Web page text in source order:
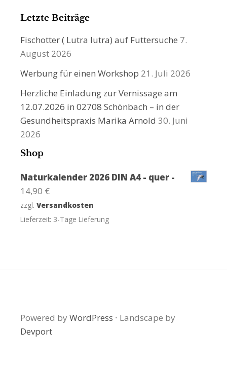
Letzte Beiträge
Fischotter ( Lutra lutra) auf Futtersuche 7.
August 2026
Werbung für einen Workshop 21. Juli 2026
Herzliche Einladung zur Vernissage am
12.07.2026 in 02708 Schönbach – in der
Gesundheitspraxis Marika Arnold 30. Juni
2026
Shop
Naturkalender 2026 DIN A4 - quer -
14,90 €
zzgl. Versandkosten
Lieferzeit: 3-Tage Lieferung
Powered by WordPress · Landscape by
Devport